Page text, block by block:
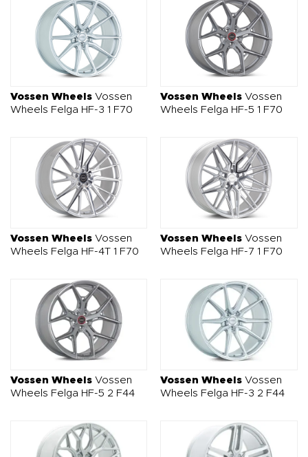
Vossen Wheels Vossen
Wheels Felga HF-3 1 F70
Vossen Wheels Vossen
Wheels Felga HF-5 1 F70
Vossen Wheels Vossen
Wheels Felga HF-4T 1 F70
Vossen Wheels Vossen
Wheels Felga HF-7 1 F70
Vossen Wheels Vossen
Wheels Felga HF-5 2 F44
Vossen Wheels Vossen
Wheels Felga HF-3 2 F44